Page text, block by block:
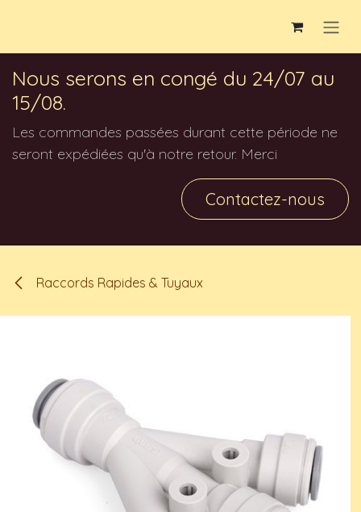
Nous serons en congé du 24/07 au
15/08.
Les commandes passées durant cette période ne
seront expédiées qu'à notre retour. Merci
Contactez-nous
Raccords Rapides & Tuyaux